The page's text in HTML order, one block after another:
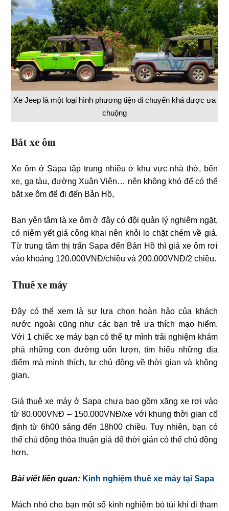
Xe Jeep là một loại hình phương tiện di chuyển khá được ưa
chuộng
Bắt xe ôm
Xe ôm ở Sapa tập trung nhiều ở khu vực nhà thờ, bến
xe, ga tàu, đường Xuân Viên… nên không khó để có thể
bắt xe ôm để đi đến Bản Hồ,
Bạn yên tâm là xe ôm ở đây có đội quản lý nghiêm ngặt,
có niêm yết giá công khai nên khỏi lo chặt chém về giá.
Từ trung tâm thị trấn Sapa đến Bản Hồ thì giá xe ôm rơi
vào khoảng 120.000VNĐ/chiều và 200.000VNĐ/2 chiều.
Thuê xe máy
Đây có thể xem là sự lựa chọn hoàn hảo của khách
nước ngoài cũng như các bạn trẻ ưa thích mạo hiểm.
Với 1 chiếc xe máy bạn có thể tự mình trải nghiệm khám
phá những con đường uốn lượn, tìm hiểu những địa
điểm mà mình thích, tự chủ động về thời gian và không
gian.
Giá thuê xe máy ở Sapa chưa bao gồm xăng xe rơi vào
từ 80.000VNĐ – 150.000VNĐ/xe với khung thời gian cố
định từ 6h00 sáng đến 18h00 chiều. Tuy nhiên, bạn có
thể chủ động thỏa thuận giá để thời giản có thể chủ động
hơn.
Bài viết liên quan: Kinh nghiệm thuê xe máy tại Sapa
Mách nhỏ cho bạn một số kinh nghiệm bỏ túi khi đi tham